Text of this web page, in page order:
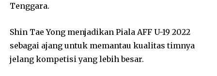
Tenggara.
Shin Tae Yong menjadikan Piala AFF U-19 2022
sebagai ajang untuk memantau kualitas timnya
jelang kompetisi yang lebih besar.